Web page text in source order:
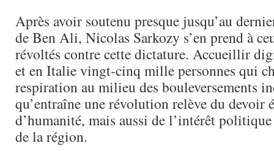
Après avoir soutenu presque jusqu’au
de Ben Ali, Nicolas Sarkozy s’en prend à
révoltés contre cette dictature. Accueillir
et en Italie vingt-cinq mille personnes qui
respiration au milieu des bouleversements
qu’entraîne une révolution relève du devoir
d’humanité, mais aussi de l’intérêt
de la région.